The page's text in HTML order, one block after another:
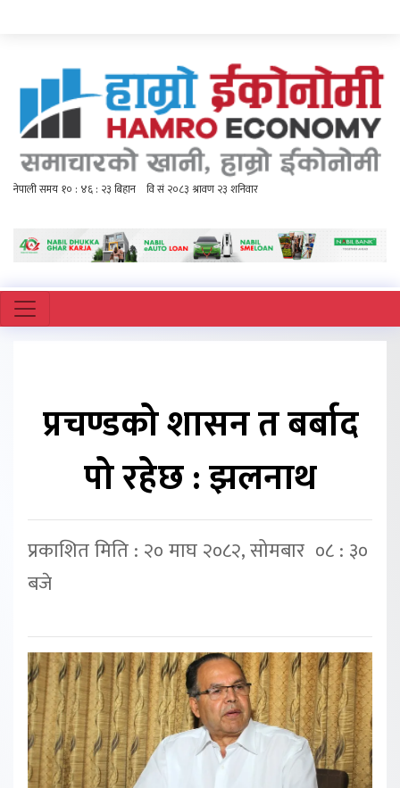
प्रचण्डको शासन त बर्बाद
पो रहेछ : झलनाथ
प्रकाशित मिति : २० माघ २०८२, सोमबार ०८ : ३०
बजे